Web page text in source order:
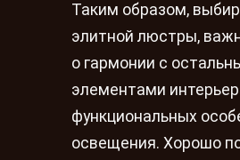
Таким образом,
элитной люстры,
о гармонии с
элементами
функциональных
освещения. Хорошо